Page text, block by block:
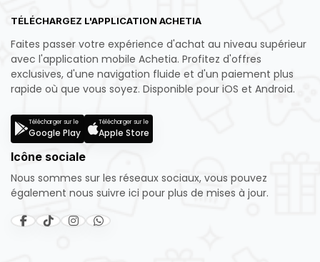
TÉLÉCHARGEZ L'APPLICATION ACHETIA
Faites passer votre expérience d'achat au niveau supérieur
avec l'application mobile Achetia. Profitez d'offres
exclusives, d'une navigation fluide et d'un paiement plus
rapide où que vous soyez. Disponible pour iOS et Android.
Télécharger sur le
Google Play
Télécharger sur le
Apple Store
Icône sociale
Nous sommes sur les réseaux sociaux, vous pouvez
également nous suivre ici pour plus de mises à jour.